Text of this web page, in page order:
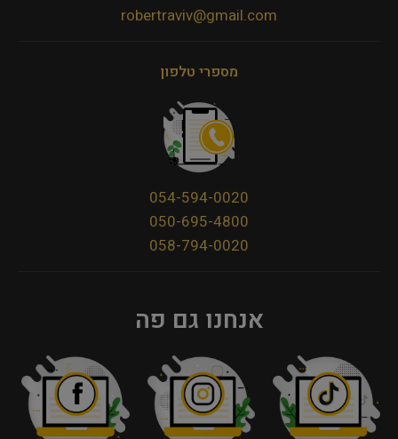
robertraviv@gmail.com
מספרי טלפון
054-594-0020
050-695-4800
058-794-0020
אנחנו גם פה